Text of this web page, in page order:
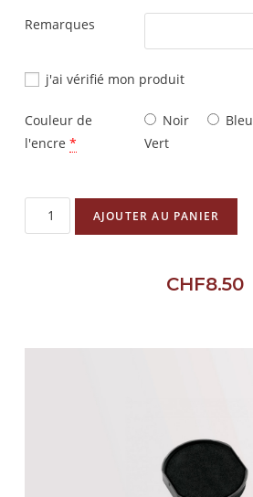
Remarques
j'ai vérifié mon produit
Couleur de
l'encre *
Noir Bleu
Vert
AJOUTER AU PANIER
CHF8.50